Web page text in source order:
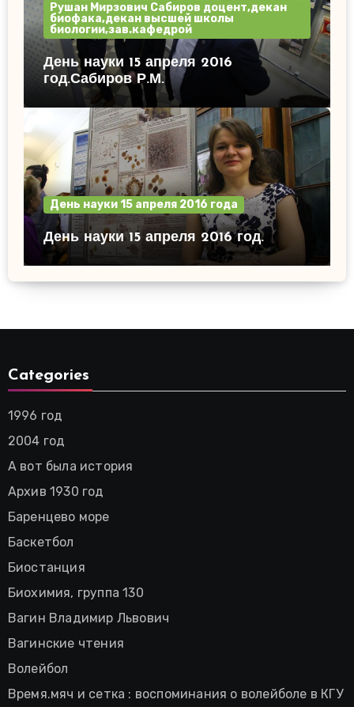
Рушан Мирзович Сабиров доцент,декан
биофака,декан высшей школы
биологии,зав.кафедрой
День науки 15 апреля 2016
год.Сабиров Р.М.
День науки 15 апреля 2016 года
День науки 15 апреля 2016 год.
Categories
1996 год
2004 год
А вот была история
Архив 1930 год
Баренцево море
Баскетбол
Биостанция
Биохимия, группа 130
Вагин Владимир Львович
Вагинские чтения
Волейбол
Время.мяч и сетка : воспоминания о волейболе в КГУ